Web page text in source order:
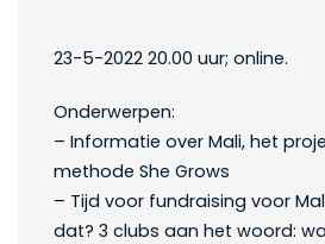
23-5-2022 20.00 uur; online.
Onderwerpen:
– Informatie over Mali, het
methode She Grows
– Tijd voor fundraising voor
dat? 3 clubs aan het woord: